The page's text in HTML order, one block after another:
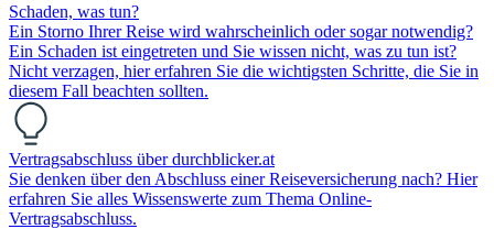
Schaden, was tun?
Ein Storno Ihrer Reise wird wahrscheinlich oder sogar notwendig?
Ein Schaden ist eingetreten und Sie wissen nicht, was zu tun ist?
Nicht verzagen, hier erfahren Sie die wichtigsten Schritte, die Sie in
diesem Fall beachten sollten.
Vertragsabschluss über durchblicker.at
Sie denken über den Abschluss einer Reiseversicherung nach? Hier
erfahren Sie alles Wissenswerte zum Thema Online-
Vertragsabschluss.